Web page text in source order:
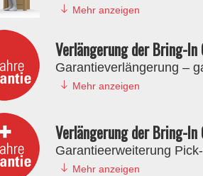
Mehr anzeigen
Verlängerung der Bring-
Garantieverlängerung –
Mehr anzeigen
Verlängerung der Bring-
Garantieerweiterung
Mehr anzeigen